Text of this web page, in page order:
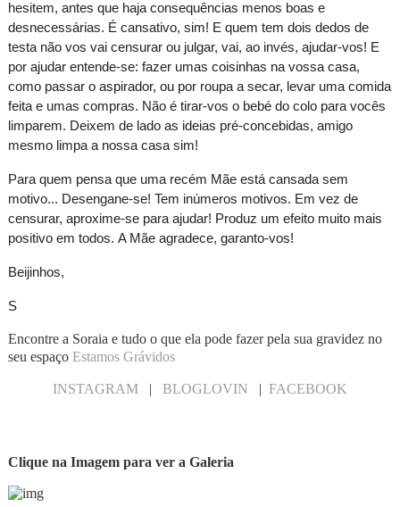
hesitem, antes que haja consequências menos boas e
desnecessárias. É cansativo, sim! E quem tem dois dedos de
testa não vos vai censurar ou julgar, vai, ao invés, ajudar-vos! E
por ajudar entende-se: fazer umas coisinhas na vossa casa,
como passar o aspirador, ou por roupa a secar, levar uma comida
feita e umas compras. Não é tirar-vos o bebé do colo para vocês
limparem. Deixem de lado as ideias pré-concebidas, amigo
mesmo limpa a nossa casa sim!
Para quem pensa que uma recém Mãe está cansada sem
motivo... Desengane-se! Tem inúmeros motivos. Em vez de
censurar, aproxime-se para ajudar! Produz um efeito muito mais
positivo em todos. A Mãe agradece, garanto-vos!
Beijinhos,
S
Encontre a Soraia e tudo o que ela pode fazer pela sua gravidez no
seu espaço Estamos Grávidos
INSTAGRAM| BLOGLOVIN | FACEBOOK
Clique na Imagem para ver a Galeria